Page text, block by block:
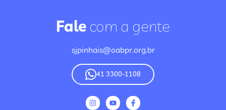
Fale com a gente
sjpinhais@oabpr.org.br
41 3300-1108